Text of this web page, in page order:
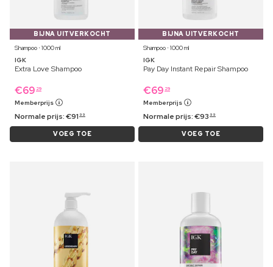
BIJNA UITVERKOCHT
Shampoo ⋅ 1000 ml
IGK
Extra Love Shampoo
€69 29
Memberprijs
Normale prijs:€91 99
VOEG TOE
BIJNA UITVERKOCHT
Shampoo ⋅ 1000 ml
IGK
Pay Day Instant Repair Shampoo
€69 29
Memberprijs
Normale prijs:€93 99
VOEG TOE